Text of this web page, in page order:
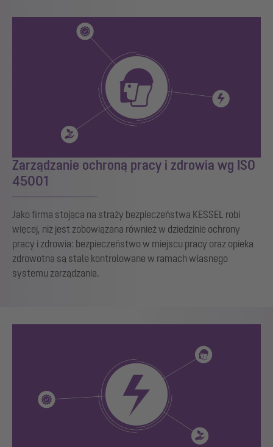
Zarządzanie ochroną pracy i zdrowia wg ISO
45001
Jako firma stojąca na straży bezpieczeństwa KESSEL robi
więcej, niż jest zobowiązana również w dziedzinie ochrony
pracy i zdrowia: bezpieczeństwo w miejscu pracy oraz opieka
zdrowotna są stale kontrolowane w ramach własnego
systemu zarządzania.